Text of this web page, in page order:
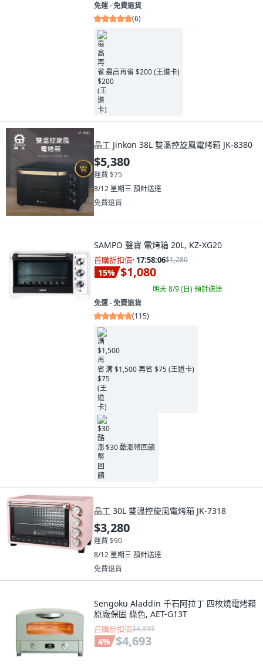
免運 ∙ 免費退貨
(6)
最高再省 $200 (王道卡)
晶工 Jinkon 38L 雙溫控旋風電烤箱 JK-8380
$5,380
運費 $75
8/12 星期三預計送達
免費退貨
SAMPO 聲寶 電烤箱 20L, KZ-XG20
首購折扣價· 17:58:04$1,280
15% $1,080
明天 8/9 (日)預計送達
免運 ∙ 免費退貨
(115)
满 $1,500 再省 $75 (王道卡)
$30 酷澎幣回饋
晶工 30L 雙溫控旋風電烤箱 JK-7318
$3,280
運費 $90
8/12 星期三預計送達
免費退貨
Sengoku Aladdin 千石阿拉丁 四枚燒電烤箱
原廠保固 綠色, AET-G13T
首購折扣價$4,893
4% $4,693